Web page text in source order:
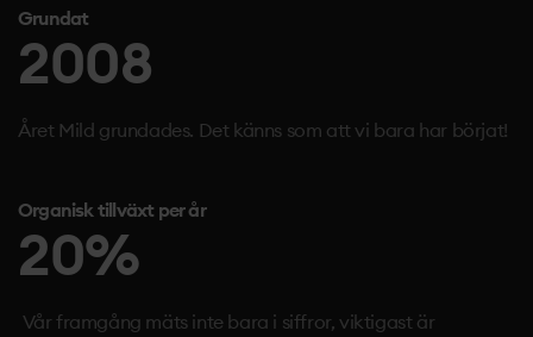
Grundat
2008
Året Mild grundades. Det känns som att vi bara har börjat!
Organisk tillväxt per år
20%
Vår framgång mäts inte bara i siffror, viktigast är